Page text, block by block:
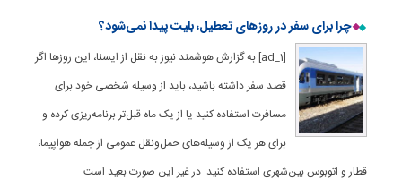
چرا برای سفر در روزهای تعطیل، بلیت پیدا نمی‌شود؟
[ad_1] به گزارش هوشمند نیوز به نقل از ایسنا، این روزها اگر
قصد سفر داشته باشید، باید از وسیله شخصی خود برای
مسافرت استفاده کنید یا از یک ماه قبل‌تر برنامه‌ریزی کرده و
برای هر یک از وسیله‌های حمل‌ونقل عمومی‌ از جمله هواپیما،
قطار و اتوبوس بین‌شهری استفاده کنید. در غیر این صورت بعید است